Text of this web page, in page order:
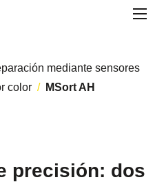
mediante sensores
color
MSort AH
precisión: dos